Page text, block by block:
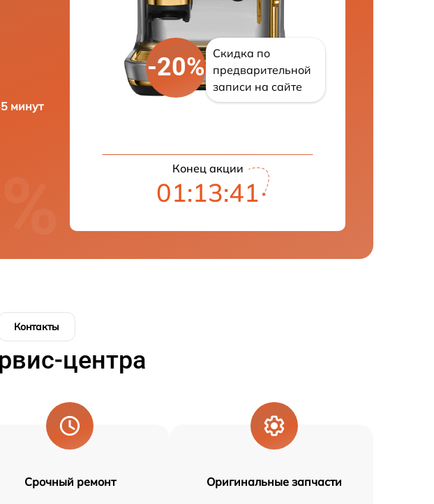
минут
-20%
Скидка по
предварительной
записи на сайте
Конец акции
01:13:41
Контакты
центра
Срочный ремонт Оригинальные запчасти